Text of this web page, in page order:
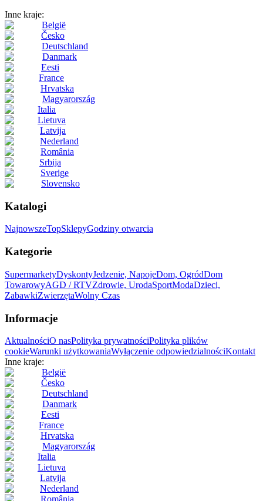
Inne kraje:
België
Česko
Deutschland
Danmark
Eesti
France
Hrvatska
Magyarország
Italia
Lietuva
Latvija
Nederland
România
Srbija
Sverige
Slovensko
Katalogi
NajnowszeTopSklepyGodziny otwarcia
Kategorie
SupermarketyDyskontyJedzenie, NapojeDom, OgródDom
TowarowyAGD / RTVZdrowie, UrodaSportModaDzieci,
ZabawkiZwierzętaWolny Czas
Informacje
AktualnościO nasPolityka prywatnościPolityka plików
cookieWarunki użytkowaniaWyłączenie odpowiedzialnościKontakt
Inne kraje:
België
Česko
Deutschland
Danmark
Eesti
France
Hrvatska
Magyarország
Italia
Lietuva
Latvija
Nederland